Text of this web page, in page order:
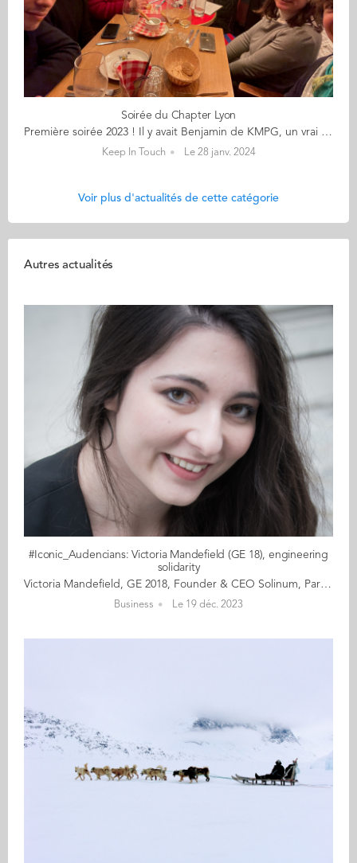
Soirée du Chapter Lyon
Première soirée 2023 ! Il y avait Benjamin de KMPG, un vrai lyonnais (rare) Adrien bientôt diplômé (ingénieur qui plus est), qui a trouvé sa voie - lyonnaise (cyclable) Julie DAF à temps partagé Raphaël arrivé lui juste à temps (trop partagé !) Isabelle qui avait croisé Benjamin dans un précédent cabinet d’audit Et Julie de Reliez-vous Soit une sizaine sur 12 inscrits (faut faire des relances nous a t’on dit !) Autour de ce re-lyons nous sympathique de cette froide soirée de janvier Que dites-vous pour une prochaine date ? Battons le réseau tant qu’il est encore chaud ? Et retrouvons nous fin avril Pour garder le fil sans trop se découvrir ?
Keep In Touch Le 28 janv. 2024
Voir plus d'actualités de cette catégorie
Autres actualités
#Iconic_Audencians: Victoria Mandefield (GE 18), engineering
solidarity
Victoria Mandefield, GE 2018, Founder & CEO Solinum, Paris Victoria Mandefield is a social entrepreneur and the founder and CEO of Solinum, creator of Soliguide, a survival guide and support for the homeless. She is gaining recognition in France as a key contributor in raising awareness and providing solutions for the homeless. She continues to shake up the world of societal impact, working closely with France’s major support systems, including 115, the call centre run by the emergency social services, as well as the French Red Cross. Determined, constantly in a hurry, and paring her actions down the essentials, Victoria lives life at 100 km/h. At 28, her days are devoted to creating social impact and she doesn’t bother with detours or taking the long way round. Perched on two packing boxes during her lunch break, she answers our interview questions simply, precisely and directly, her voice hoarse from a persistent cough. “I don’t pretend that on my own I’m changing the world, but by helping a few people, I am making my contribution and improving the system as a whole. That’s something.” Read the full article here Audencia's Iconic Alumni For the third year in a row, we are delighted and proud to showcase 12 new profiles of Audencians from around the globe. The alumni that you will discover have very generously given up their time for an interview for which we are immensely grateful. Discover all the portraits here
Business Le 19 déc. 2023